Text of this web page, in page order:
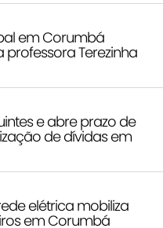
em Corumbá
Terezinha
e abre prazo de
de dívidas em
elétrica mobiliza
em Corumbá